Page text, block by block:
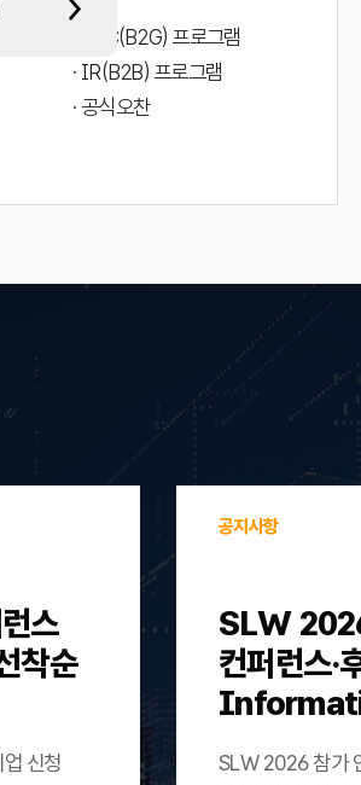
· PYC(B2G) 프로그램
· IR(B2B) 프로그램
· 공식오찬
스
착순
신청
공지사항
SLW
컨퍼런스
SLW 2026 참가